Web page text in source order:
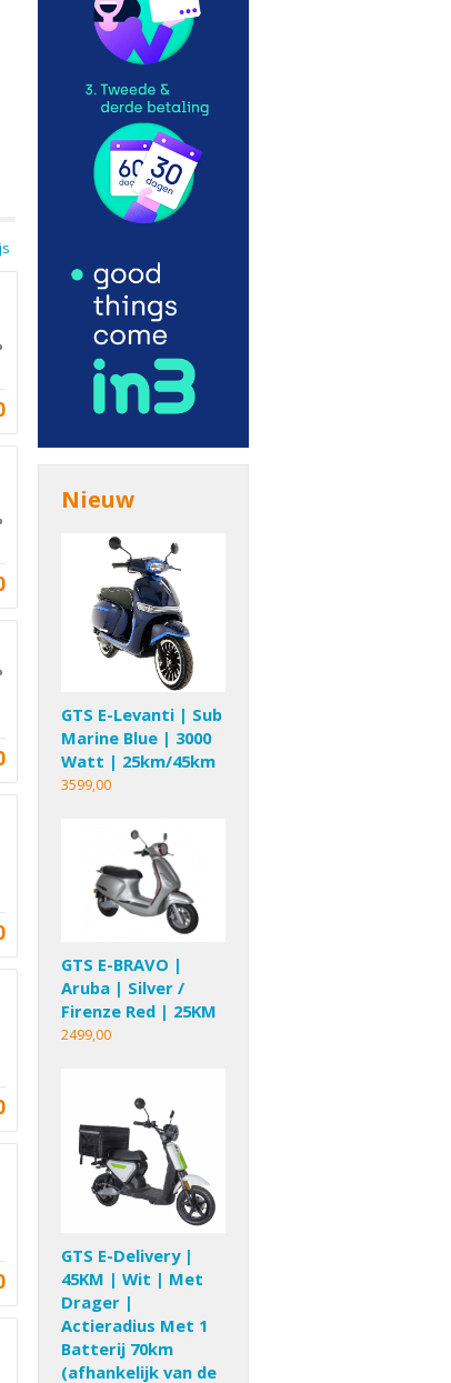
Nieuw
GTS E-Levanti | Sub
Marine Blue | 3000
Watt | 25km/45km
3599,00
GTS E-BRAVO |
Aruba | Silver /
Firenze Red | 25KM
2499,00
GTS E-Delivery |
45KM | Wit | Met
Drager |
Actieradius Met 1
Batterij 70km
(afhankelijk van de